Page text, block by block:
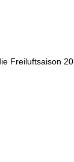
Freiluftsaison